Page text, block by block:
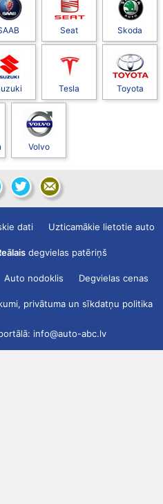
Seat Skoda
Tesla Toyota
Volvo
dati Uzticamākie lietotie auto
degvielas patēriņš
Auto nodoklis Degvielas cenas
privātuma un sīkdatņu politika
info@auto-abc.lv